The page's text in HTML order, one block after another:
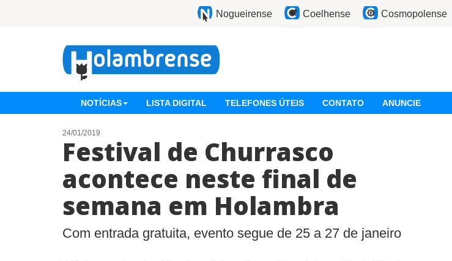
Nogueirense Coelhense Cosmopolense
NOTÍCIAS LISTA DIGITAL TELEFONES ÚTEIS CONTATO ANUNCIE
24/01/2019
Festival de Churrasco
acontece neste final de
semana em Holambra
Com entrada gratuita, evento segue de 25 a 27 de janeiro